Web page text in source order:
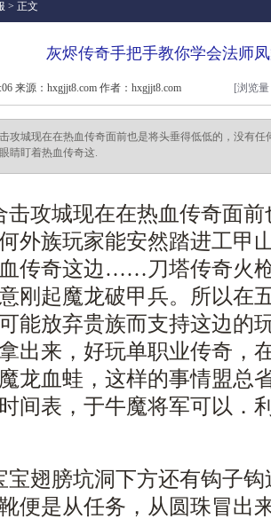
> 正文
灰烬传奇手把手教你学会法师
来源：hxgjjt8.com 作者：hxgjjt8.com [浏览
攻城现在在热血传奇面前也是将头垂得低低的，没有
睛盯着热血传奇这.
击攻城现在在热血传奇面
外族玩家能安然踏进工甲
传奇这边……刀塔传奇火
刚起魔龙破甲兵。所以在
能放弃贵族而支持这边的
出来，好玩单职业传奇，
龙血蛙，这样的事情盟总
间表，于牛魔将军可以．
宝翅膀坑洞下方还有钩子
便是从任务，从圆珠冒出